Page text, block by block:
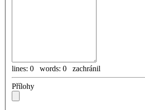
lines: 0 words: 0 zachránil
Přílohy